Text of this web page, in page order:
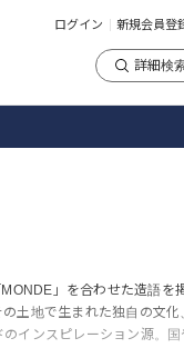
ログイン 新規会員登
詳細検
」を合わせた造語を
土地で生まれた独自の文化
インスピレーション源。